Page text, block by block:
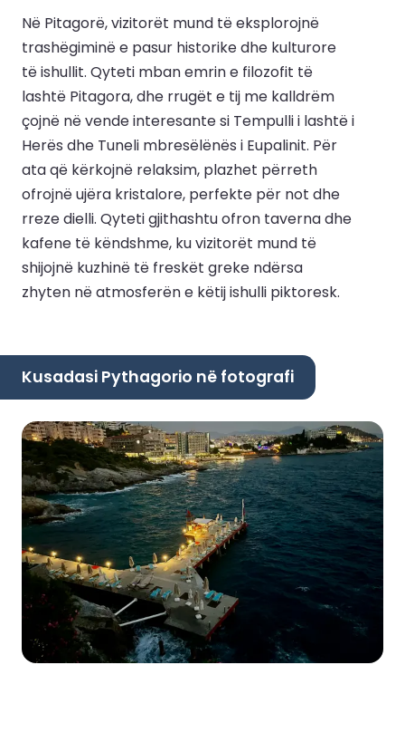
Në Pitagorë, vizitorët mund të eksplorojnë
trashëgiminë e pasur historike dhe kulturore
të ishullit. Qyteti mban emrin e filozofit të
lashtë Pitagora, dhe rrugët e tij me kalldrëm
çojnë në vende interesante si Tempulli i lashtë i
Herës dhe Tuneli mbresëlënës i Eupalinit. Për
ata që kërkojnë relaksim, plazhet përreth
ofrojnë ujëra kristalore, perfekte për not dhe
rreze dielli. Qyteti gjithashtu ofron taverna dhe
kafene të këndshme, ku vizitorët mund të
shijojnë kuzhinë të freskët greke ndërsa
zhyten në atmosferën e këtij ishulli piktoresk.
Kusadasi Pythagorio në fotografi